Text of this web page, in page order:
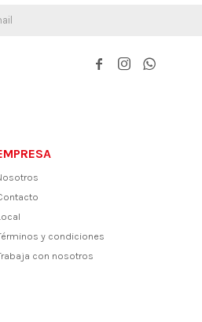
y condiciones
con nosotros
  